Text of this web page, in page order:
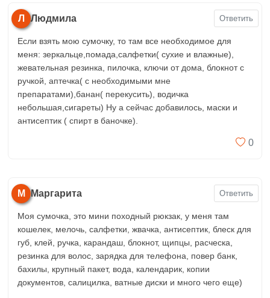
Л Людмила Ответить
Если взять мою сумочку, то там все необходимое для
меня: зеркальце,помада,салфетки( сухие и влажные),
жевательная резинка, пилочка, ключи от дома, блокнот с
ручкой, аптечка( с необходимыми мне
препаратами),банан( перекусить), водичка
небольшая,сигареты) Ну а сейчас добавилось, маски и
антисептик ( спирт в баночке).
0
М Маргарита Ответить
Моя сумочка, это мини походный рюкзак, у меня там
кошелек, мелочь, салфетки, жвачка, антисептик, блеск для
губ, клей, ручка, карандаш, блокнот, щипцы, расческа,
резинка для волос, зарядка для телефона, повер банк,
бахилы, крупный пакет, вода, календарик, копии
документов, салицилка, ватные диски и много чего еще)